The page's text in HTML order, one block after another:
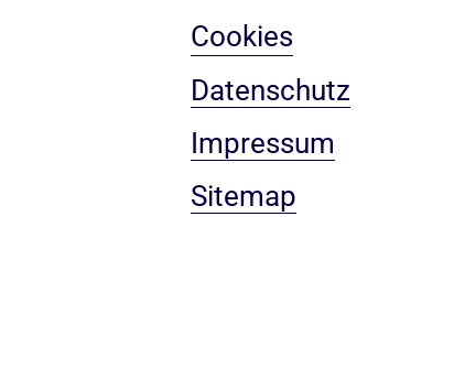
Cookies
Datenschutz
Impressum
Sitemap